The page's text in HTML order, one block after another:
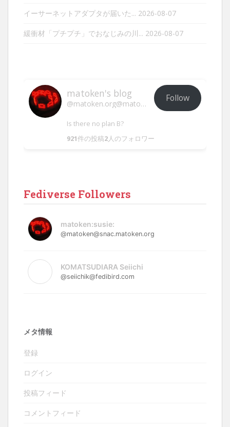
イーサーネットアダプタが届いた... 2026-08-07
緩衝材「プチプチ」でおなじみの川... 2026-08-07
matoken's blog
@matoken.org@matoken.org
Follow
Is there no plan B?
921件の投稿2人のフォロワー
Fediverse Followers
matoken:susie:
@matoken@snac.matoken.org
KOMATSUDIARA Seiichi
@seiichik@fedibird.com
メタ情報
登録
ログイン
投稿フィード
コメントフィード